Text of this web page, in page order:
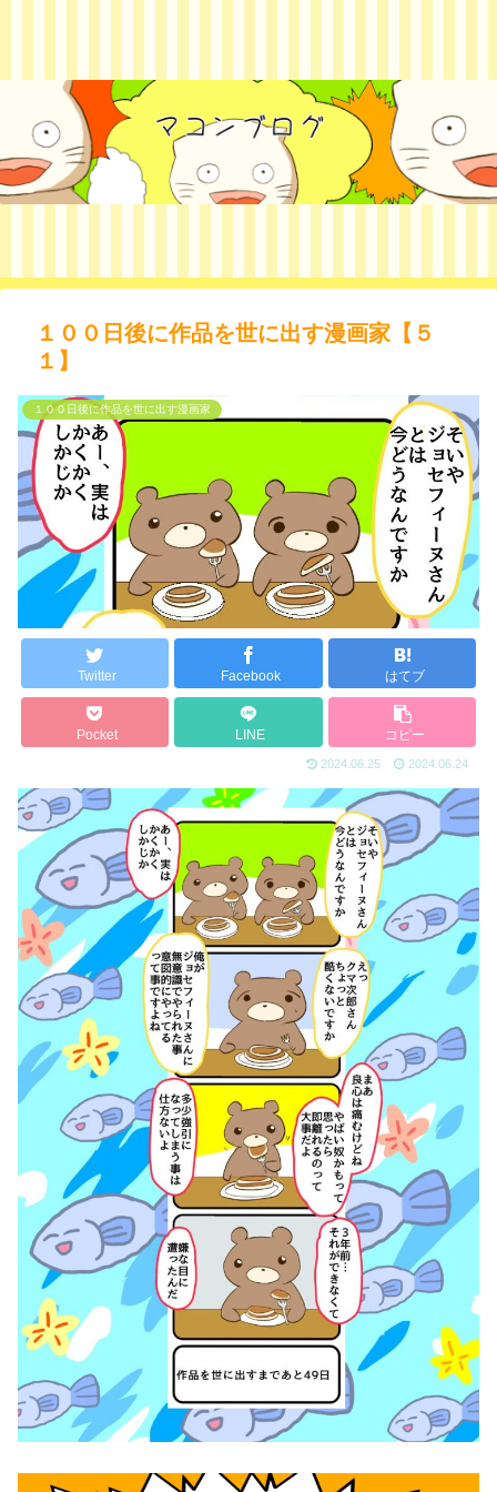
１００日後に作品を世に出す漫画家【５
１】
１００日後に作品を世に出す漫画家
Twitter Facebook はてブ
Pocket LINE コピー
2024.06.25 2024.06.24